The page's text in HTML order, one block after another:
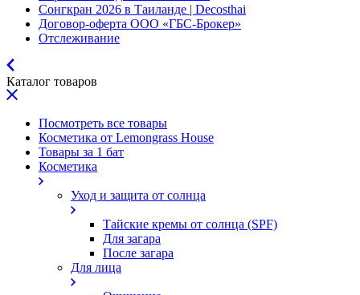
Сонгкран 2026 в Таиланде | Decosthai
Договор-оферта ООО «ГБС-Брокер»
Отслеживание
Каталог товаров
Посмотреть все товары
Косметика от Lemongrass House
Товары за 1 бат
Косметика
Уход и защита от солнца
Тайские кремы от солнца (SPF)
Для загара
После загара
Для лица